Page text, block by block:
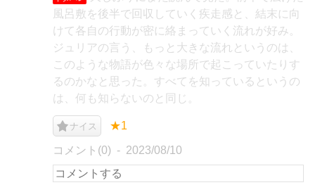
風呂敷を後半で回収していく疾走感と、結末に向
けて各自の行動が密に絡まっていく流れが好み。
ジュリアの言う、もっと大きな流れというのは、
このような物語が色々な場所で起こっていたりす
るのかなと思った。すべてを知っているというの
は、何も知らないのと同じ。
ナイス ★1
コメント(0) 2023/08/10